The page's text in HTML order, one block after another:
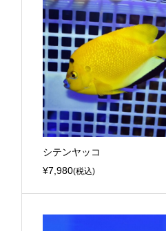
シテンヤッコ
¥7,980(税込)